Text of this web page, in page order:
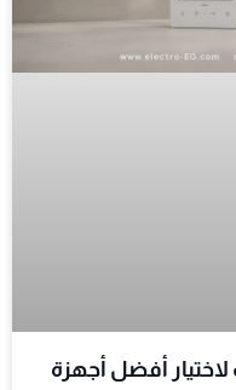
أفضل أجهزة